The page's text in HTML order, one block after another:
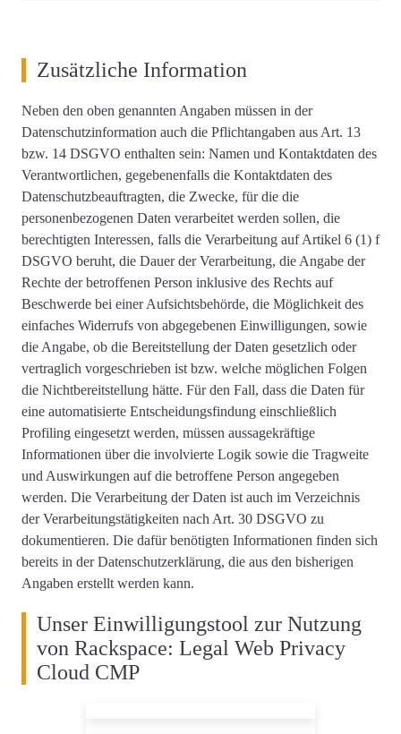
Zusätzliche Information
Neben den oben genannten Angaben müssen in der
Datenschutzinformation auch die Pflichtangaben aus Art. 13
bzw. 14 DSGVO enthalten sein: Namen und Kontaktdaten des
Verantwortlichen, gegebenenfalls die Kontaktdaten des
Datenschutzbeauftragten, die Zwecke, für die die
personenbezogenen Daten verarbeitet werden sollen, die
berechtigten Interessen, falls die Verarbeitung auf Artikel 6 (1) f
DSGVO beruht, die Dauer der Verarbeitung, die Angabe der
Rechte der betroffenen Person inklusive des Rechts auf
Beschwerde bei einer Aufsichtsbehörde, die Möglichkeit des
einfaches Widerrufs von abgegebenen Einwilligungen, sowie
die Angabe, ob die Bereitstellung der Daten gesetzlich oder
vertraglich vorgeschrieben ist bzw. welche möglichen Folgen
die Nichtbereitstellung hätte. Für den Fall, dass die Daten für
eine automatisierte Entscheidungsfindung einschließlich
Profiling eingesetzt werden, müssen aussagekräftige
Informationen über die involvierte Logik sowie die Tragweite
und Auswirkungen auf die betroffene Person angegeben
werden. Die Verarbeitung der Daten ist auch im Verzeichnis
der Verarbeitungstätigkeiten nach Art. 30 DSGVO zu
dokumentieren. Die dafür benötigten Informationen finden sich
bereits in der Datenschutzerklärung, die aus den bisherigen
Angaben erstellt werden kann.
Unser Einwilligungstool zur Nutzung
von Rackspace: Legal Web Privacy
Cloud CMP